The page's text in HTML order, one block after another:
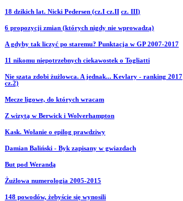
18 dzikich lat. Nicki Pedersen (cz.I cz.II cz. III)
6 propozycji zmian (których nigdy nie wprowadzą)
A gdyby tak liczyć po staremu? Punktacja w GP 2007-2017
11 nikomu niepotrzebnych ciekawostek o Togliatti
Nie szata zdobi żużlowca. A jednak... Kevlary - ranking 2017
cz.2)
Mecze ligowe, do których wracam
Z wizytą w Berwick i Wolverhampton
Kask. Wołanie o epilog prawdziwy
Damian Baliński - Byk zapisany w gwiazdach
But pod Werandą
Żużlowa numerologia 2005-2015
148 powodów, żebyście się wynosili